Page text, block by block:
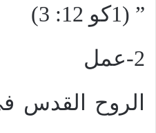
” (1كو 12: 3)
2-عمل
الروح القدس